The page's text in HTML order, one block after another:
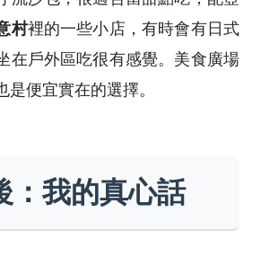
村裡的一些小店，有時會有日式
在戶外區吃很有感覺。美食廣場
便宜實在的選擇。
：我的真心話